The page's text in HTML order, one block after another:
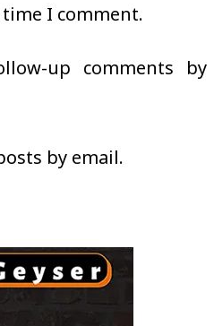
I comment.
up comments by
by email.